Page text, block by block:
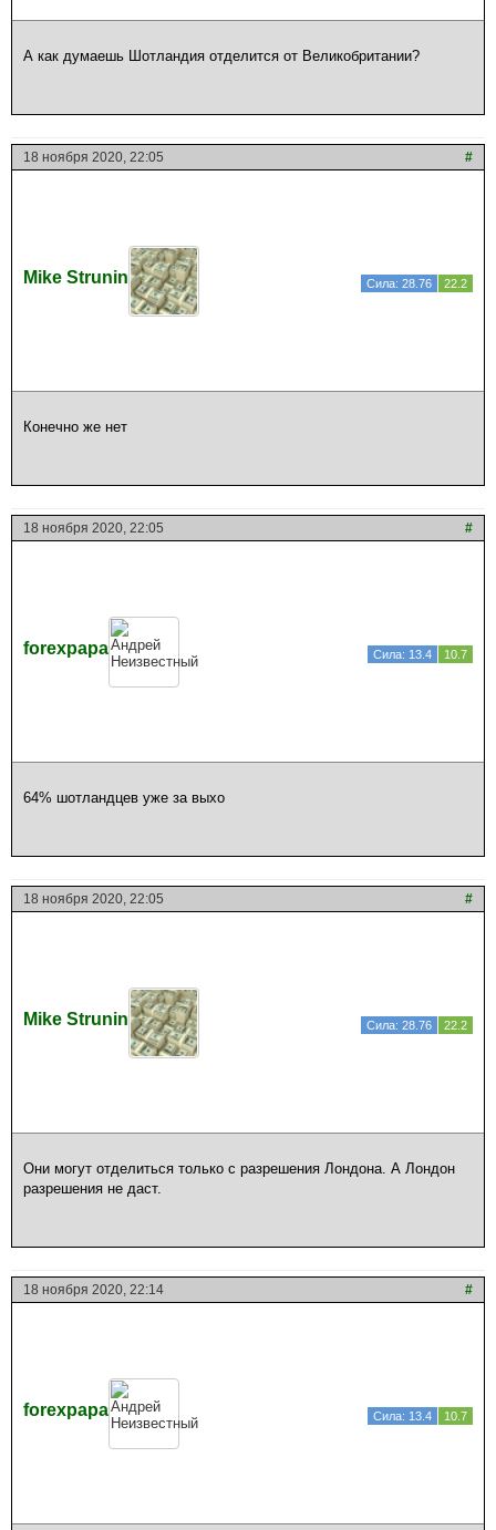
А как думаешь Шотландия отделится от Великобритании?
18 ноября 2020, 22:05 #
Mike Strunin Сила: 28.76 22.2
Конечно же нет
18 ноября 2020, 22:05 #
forexpapa Сила: 13.4 10.7
64% шотландцев уже за выхо
18 ноября 2020, 22:05 #
Mike Strunin Сила: 28.76 22.2
Они могут отделиться только с разрешения Лондона. А Лондон
разрешения не даст.
18 ноября 2020, 22:14 #
forexpapa Сила: 13.4 10.7